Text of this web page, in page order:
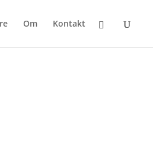
Om Kontakt